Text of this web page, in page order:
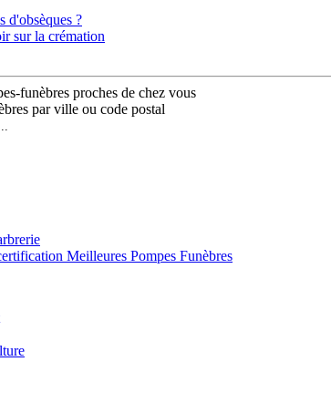
d'obsèques ?
sur la crémation
funèbres proches de chez vous
par ville ou code postal
Meilleures Pompes Funèbres